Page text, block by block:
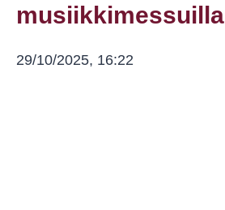
musiikkimessuilla
29/10/2025, 16:22